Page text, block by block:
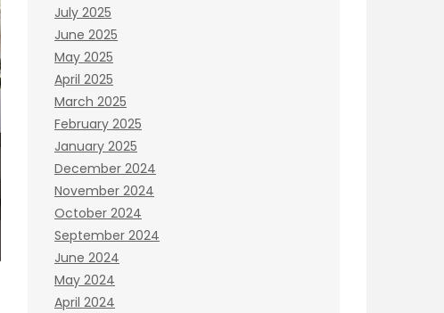
July 2025
June 2025
May 2025
April 2025
March 2025
February 2025
January 2025
December 2024
November 2024
October 2024
September 2024
June 2024
May 2024
April 2024